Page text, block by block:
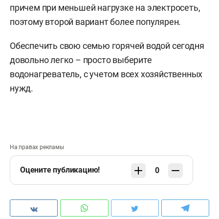
причем при меньшей нагрузке на электросеть,
поэтому второй вариант более популярен.
Обеспечить свою семью горячей водой сегодня
довольно легко – просто выберите
водонагреватель, с учетом всех хозяйственных
нужд.
На правах рекламы
Оцените публикацию! 0